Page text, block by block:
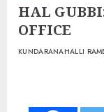
HAL
OFFICE
KUNDARANAHALLI